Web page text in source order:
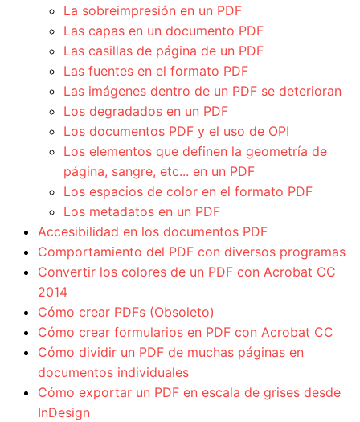
La sobreimpresión en un PDF
Las capas en un documento PDF
Las casillas de página de un PDF
Las fuentes en el formato PDF
Las imágenes dentro de un PDF se deterioran
Los degradados en un PDF
Los documentos PDF y el uso de OPI
Los elementos que definen la geometría de
página, sangre, etc... en un PDF
Los espacios de color en el formato PDF
Los metadatos en un PDF
Accesibilidad en los documentos PDF
Comportamiento del PDF con diversos programas
Convertir los colores de un PDF con Acrobat CC
2014
Cómo crear PDFs (Obsoleto)
Cómo crear formularios en PDF con Acrobat CC
Cómo dividir un PDF de muchas páginas en
documentos individuales
Cómo exportar un PDF en escala de grises desde
InDesign